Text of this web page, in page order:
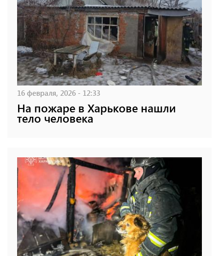
16 февраля, 2026 - 12:33
На пожаре в Харькове нашли
тело человека